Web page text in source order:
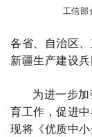
联系我们
工信部
各省、自治区、
新疆生产建设
为进一步
育工作，促进
现将《优质中